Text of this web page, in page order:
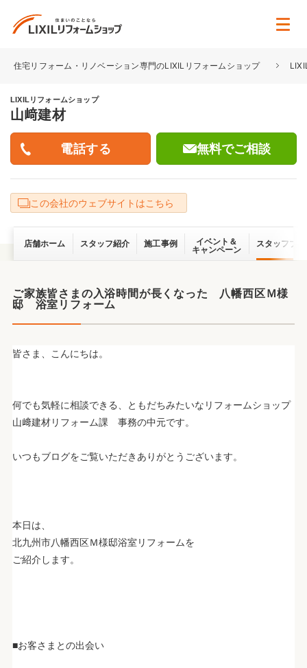
住宅リフォーム・リノベーション専門のLIXILリフォームショップ
LIXILリフォームショップ
山﨑建材
無料でご相談
この会社のウェブサイトはこちら
店舗ホーム スタッフ紹介 施工事例
イベント＆
キャンペーン
スタッフブ
ご家族皆さまの入浴時間が長くなった 八幡西区Ｍ様
邸 浴室リフォーム
皆さま、こんにちは。
何でも気軽に相談できる、ともだちみたいなリフォームショップ
山﨑建材リフォーム課 事務の中元です。
いつもブログをご覧いただきありがとうございます。
本日は、
北九州市八幡西区Ｍ様邸浴室リフォームを
ご紹介します。
■お客さまとの出会い